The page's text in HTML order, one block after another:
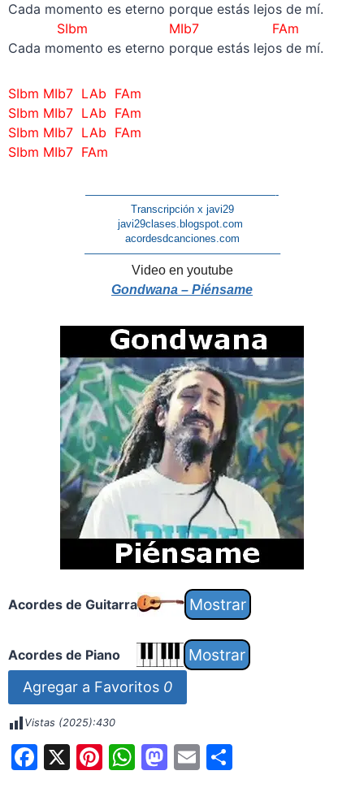
Cada momento es eterno porque estás lejos de mí.
SIbm MIb7 FAm
Cada momento es eterno porque estás lejos de mí.
SIbm MIb7 LAb FAm
SIbm MIb7 LAb FAm
SIbm MIb7 LAb FAm
SIbm MIb7 FAm
——————————————————-
Transcripción x javi29
javi29clases.blogspot.com
acordesdcanciones.com
——————————————————–
Video en youtube
Gondwana – Piénsame
Acordes de Guitarra
Acordes de Piano
Agregar a Favoritos 0
Vistas (2025):430
F X Pi W M E S